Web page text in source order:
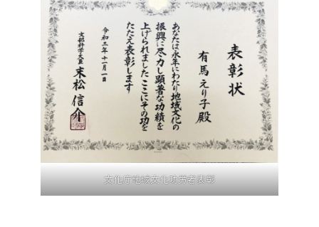
文化庁地域文化功労者表彰